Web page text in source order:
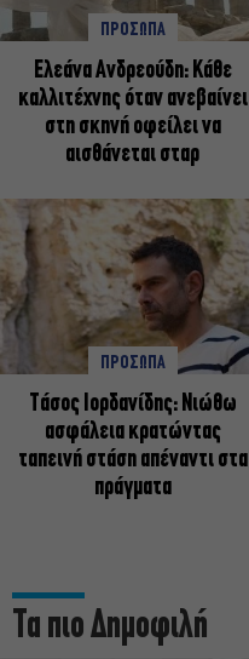
ΠΡΟΣΩΠΑ
Ελεάνα Ανδρεούδη: Κάθε
καλλιτέχνης όταν ανεβαίνει
στη σκηνή οφείλει να
αισθάνεται σταρ
ΠΡΟΣΩΠΑ
Tάσος Ιορδανίδης: Νιώθω
ασφάλεια κρατώντας
ταπεινή στάση απέναντι στα
πράγματα
Τα πιο Δημοφιλή